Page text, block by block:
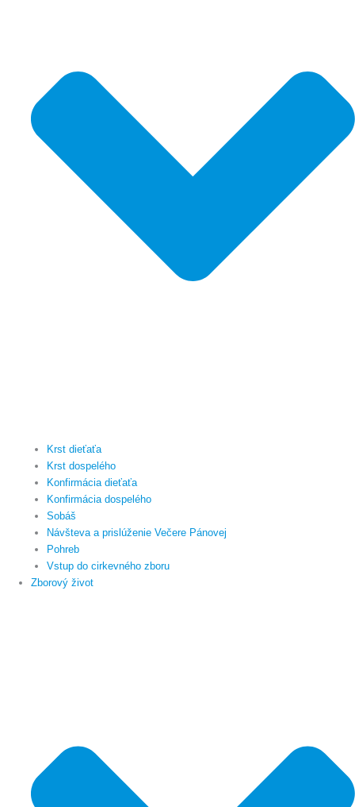
Krst dieťaťa
Krst dospelého
Konfirmácia dieťaťa
Konfirmácia dospelého
Sobáš
Návšteva a prislúženie Večere Pánovej
Pohreb
Vstup do cirkevného zboru
Zborový život